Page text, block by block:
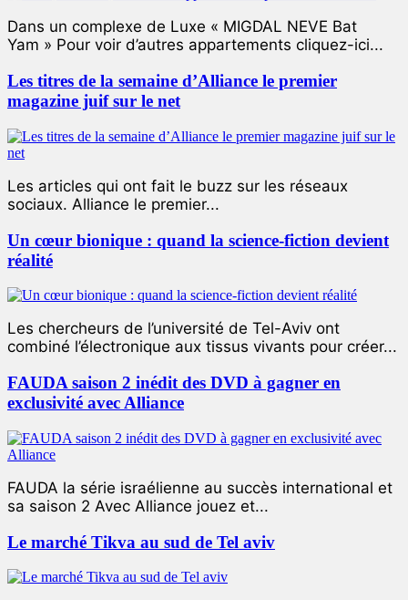
Dans un complexe de Luxe « MIGDAL NEVE Bat
Yam » Pour voir d’autres appartements cliquez-ici...
Les titres de la semaine d’Alliance le premier
magazine juif sur le net
Les articles qui ont fait le buzz sur les réseaux
sociaux. Alliance le premier...
Un cœur bionique : quand la science-fiction devient
réalité
Les chercheurs de l’université de Tel-Aviv ont
combiné l’électronique aux tissus vivants pour créer...
FAUDA saison 2 inédit des DVD à gagner en
exclusivité avec Alliance
FAUDA la série israélienne au succès international et
sa saison 2 Avec Alliance jouez et...
Le marché Tikva au sud de Tel aviv